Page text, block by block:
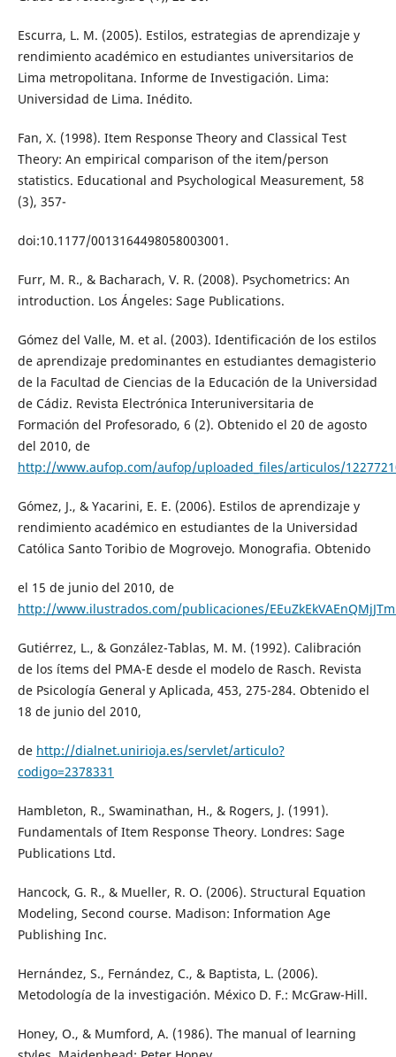
Escurra, L. M. (2005). Estilos, estrategias de aprendizaje y
rendimiento académico en estudiantes universitarios de
Lima metropolitana. Informe de Investigación. Lima:
Universidad de Lima. Inédito.
Fan, X. (1998). Item Response Theory and Classical Test
Theory: An empirical comparison of the item/person
statistics. Educational and Psychological Measurement, 58
(3), 357-
doi:10.1177/0013164498058003001.
Furr, M. R., & Bacharach, V. R. (2008). Psychometrics: An
introduction. Los Ángeles: Sage Publications.
Gómez del Valle, M. et al. (2003). Identificación de los estilos
de aprendizaje predominantes en estudiantes demagisterio
de la Facultad de Ciencias de la Educación de la Universidad
de Cádiz. Revista Electrónica Interuniversitaria de
Formación del Profesorado, 6 (2). Obtenido el 20 de agosto
del 2010, de
http://www.aufop.com/aufop/uploaded_files/articulos/
Gómez, J., & Yacarini, E. E. (2006). Estilos de aprendizaje y
rendimiento académico en estudiantes de la Universidad
Católica Santo Toribio de Mogrovejo. Monografia. Obtenido
el 15 de junio del 2010, de
http://www.ilustrados.com/publicaciones/
Gutiérrez, L., & González-Tablas, M. M. (1992). Calibración
de los ítems del PMA-E desde el modelo de Rasch. Revista
de Psicología General y Aplicada, 453, 275-284. Obtenido el
18 de junio del 2010,
de http://dialnet.unirioja.es/servlet/articulo?
codigo=2378331
Hambleton, R., Swaminathan, H., & Rogers, J. (1991).
Fundamentals of Item Response Theory. Londres: Sage
Publications Ltd.
Hancock, G. R., & Mueller, R. O. (2006). Structural Equation
Modeling, Second course. Madison: Information Age
Publishing Inc.
Hernández, S., Fernández, C., & Baptista, L. (2006).
Metodología de la investigación. México D. F.: McGraw-Hill.
Honey, O., & Mumford, A. (1986). The manual of learning